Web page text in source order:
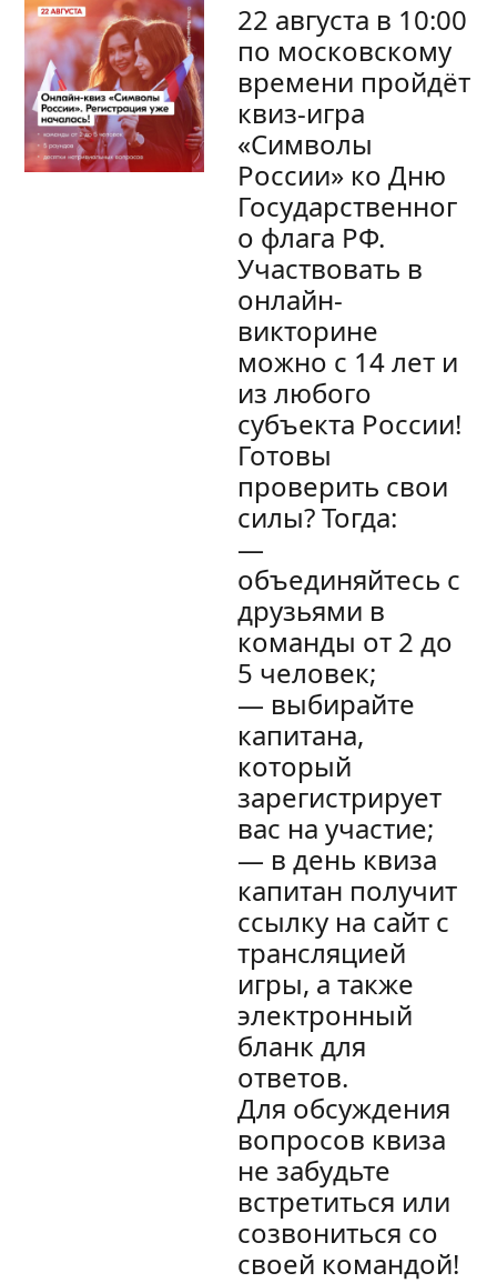
22 августа в 10:00
по московскому
времени пройдёт
квиз-игра
«Символы
России» ко Дню
Государственног
о флага РФ.
Участвовать в
онлайн-
викторине
можно с 14 лет и
из любого
субъекта России!
Готовы
проверить свои
силы? Тогда:
—
объединяйтесь с
друзьями в
команды от 2 до
5 человек;
— выбирайте
капитана,
который
зарегистрирует
вас на участие;
— в день квиза
капитан получит
ссылку на сайт с
трансляцией
игры, а также
электронный
бланк для
ответов.
Для обсуждения
вопросов квиза
не забудьте
встретиться или
созвониться со
своей командой!